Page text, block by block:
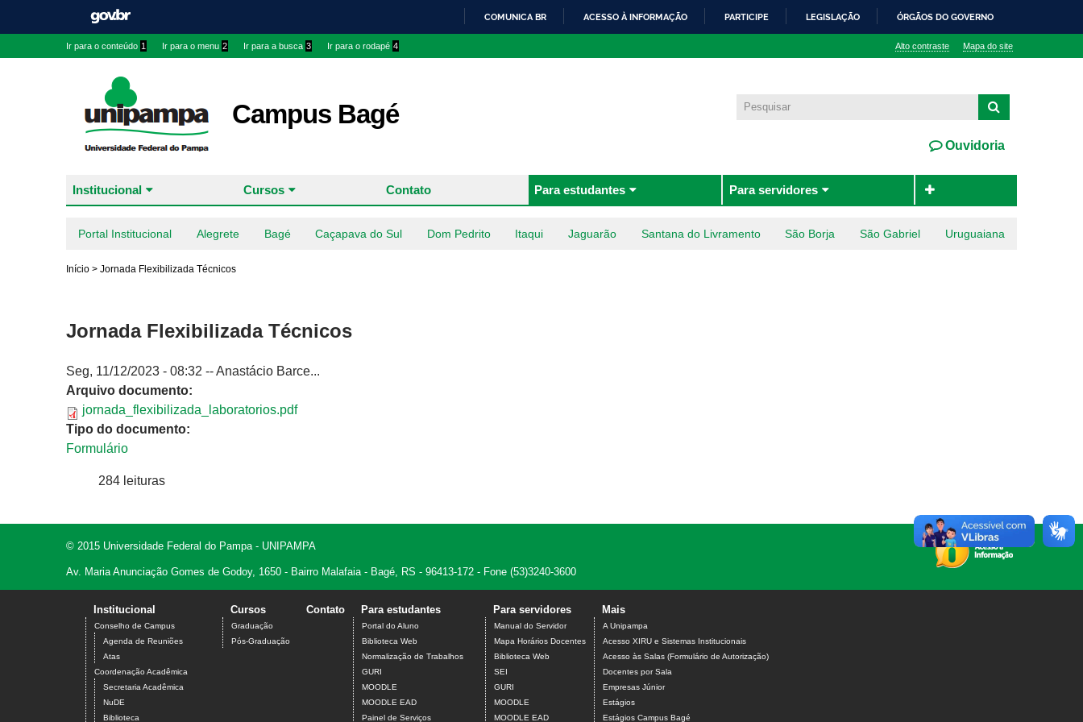
COMUNICA BR ACESSO À INFORMAÇÃO PARTICIPE LEGISLAÇÃO ÓRGÃOS DO GOVERNO
Ir para o conteúdo 1 Ir para o menu 2 Ir para a busca 3 Ir para o rodapé 4 Alto contraste Mapa do site
Campus Bagé
Ouvidoria
Institucional Cursos Contato Para estudantes Para servidores
Portal Institucional Alegrete Bagé Caçapava do Sul Dom Pedrito Itaqui Jaguarão Santana do Livramento São Borja São Gabriel Uruguaiana
Início > Jornada Flexibilizada Técnicos
Jornada Flexibilizada Técnicos
Seg, 11/12/2023 - 08:32 --Anastácio Barce...
Arquivo documento:
jornada_flexibilizada_laboratorios.pdf
Tipo do documento:
Formulário
284 leituras
© 2015 Universidade Federal do Pampa - UNIPAMPA
Av. Maria Anunciação Gomes de Godoy, 1650 - Bairro Malafaia - Bagé, RS - 96413-172 - Fone (53)3240-3600
Institucional
Conselho de Campus
Agenda de Reuniões
Atas
Coordenação Acadêmica
Secretaria Acadêmica
NuDE
Biblioteca
Cursos
Graduação
Pós-Graduação
Contato Para estudantes
Portal do Aluno
Biblioteca Web
Normalização de Trabalhos
GURI
MOODLE
MOODLE EAD
Painel de Serviços
Para servidores
Manual do Servidor
Mapa Horários Docentes
Biblioteca Web
SEI
GURI
MOODLE
MOODLE EAD
Mais
A Unipampa
Acesso XIRU e Sistemas Institucionais
Acesso às Salas (Formulário de Autorização)
Docentes por Sala
Empresas Júnior
Estágios
Estágios Campus Bagé